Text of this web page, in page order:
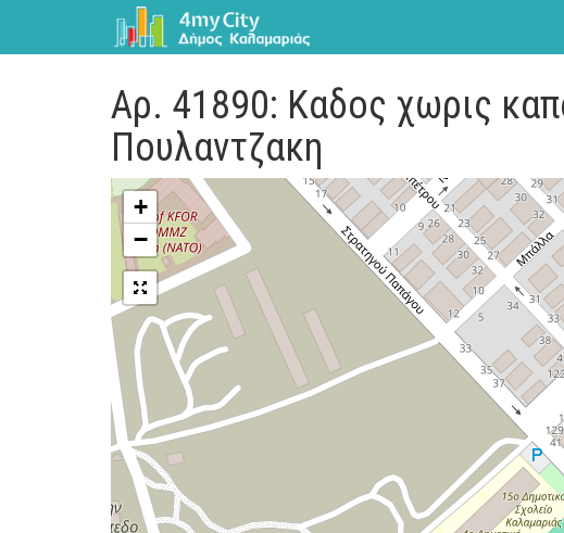
Αρ. 41890: Καδος χωρις
Πουλαντζακη
+
−